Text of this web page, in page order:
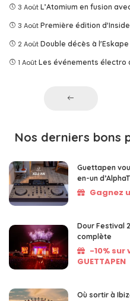
3 Août L’Atomium en fusion
3 Août Première édition
2 Août Double décès à
1 Août Les événements électro
Nos derniers bons
Guettapen
en-un
Gagnez
Dour Festival
complète
-10% sur
GUETTAPEN
Où sortir à